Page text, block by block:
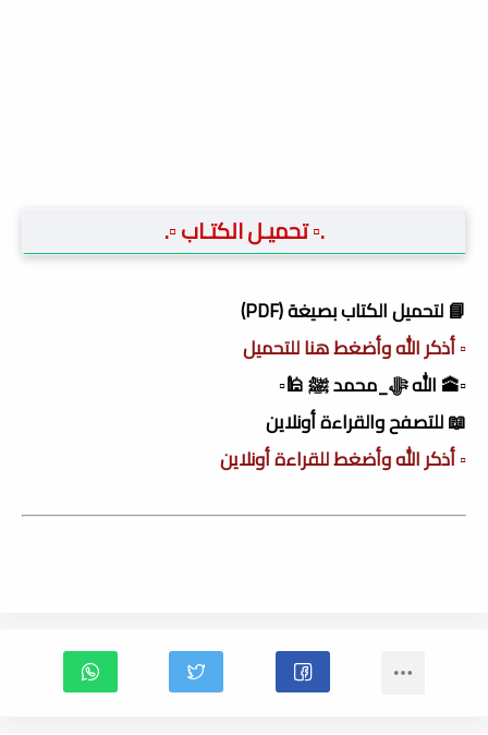
.▫️ تحميـل الكتـاب ▫️.
📘 لتحميل الكتاب بصيغة (PDF)
▫️ أذكر الله وأضغط هنا للتحميل
▫️🕋 الله ﷻ_محمد ﷺ 🕌▫️
📖 للتصفح والقراءة أونلاين
▫️ أذكر الله وأضغط للقراءة أونلاين